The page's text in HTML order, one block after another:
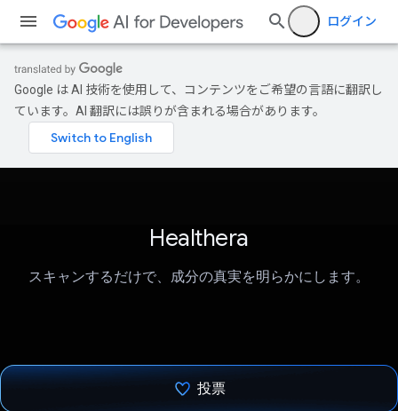
ログイン
Google は AI 技術を使用して、コンテンツをご希望の言語に翻訳し
ています。AI 翻訳には誤りが含まれる場合があります。
Healthera
スキャンするだけで、成分の真実を明らかにします。
投票